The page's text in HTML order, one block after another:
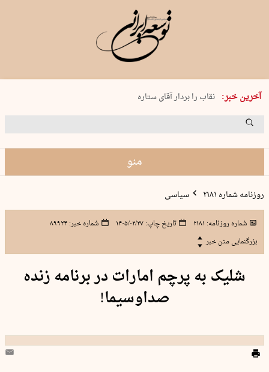
آخرین خبر:
پنجشنبه 15 مرداد 1405 شماره 2243
نقاب را بردار آقای ستاره
کدام فوتبال؟
منو
روزنامه شماره ۲۱۸۱ سیاسی
شماره روزنامه: ۲۱۸۱ تاریخ چاپ:۱۴۰۵/۰۲/۲۷ شماره خبر:۸۹۹۲۴
بزرگنمایی متن خبر
شلیک به پرچم امارات در برنامه زنده
صداوسیما!